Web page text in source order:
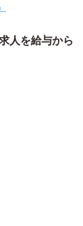
人を給与から